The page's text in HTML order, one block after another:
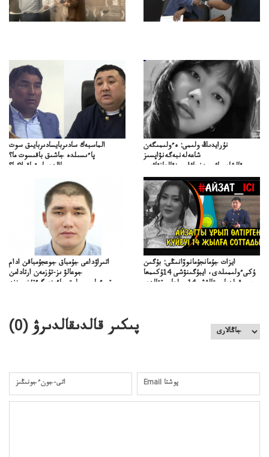
الماسبەك سادىربايسادىربايىق سوت
پاءىسىلدە جاشىق باقىسوت ما؟
پاالدەجابىقباقىلاۋما؟
نۇرايدىڭ ولىمى: ەءولىمىگەن
شاعەلەنبەگەنۋاپسىز
قالشاعىماۋىپمەنجاۋاپسىزقالعانقاۋىپ
اتىراۋداعى جۇمباق جوعجۇمباقن ادام
جوعالۋ ىز-تۇزمەن ارتادامن
وتبءولىمىپوليتسياءىزەرگءتۇزسىزنە
ايزات جۇمانجۇمانوۆانىڭى: بۇگىن
ۇكىءولىمىلدى، ايبۇگىنۋشى 14ۇكىمعا
سووقىلدىايىپتالۋشى14جىلعاسوتتالدى
پىكىر قالدىقالدىرۋ (0
)